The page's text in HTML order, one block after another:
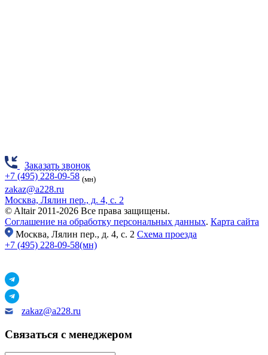
Заказать звонок
+7 (495) 228-09-58 (мн)
zakaz@a228.ru
Москва, Лялин пер., д. 4, с. 2
© Altair 2011-2026 Все права защищены.
Соглашение на обработку персональных данных. Карта сайта
Москва, Лялин пер., д. 4, с. 2 Схема проезда
+7 (495) 228-09-58(мн)
zakaz@a228.ru
Связаться с менеджером